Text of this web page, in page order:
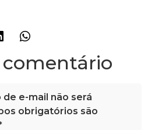
e-mail não será
obrigatórios são